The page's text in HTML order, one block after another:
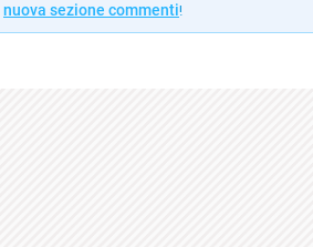
nuova sezione commenti!